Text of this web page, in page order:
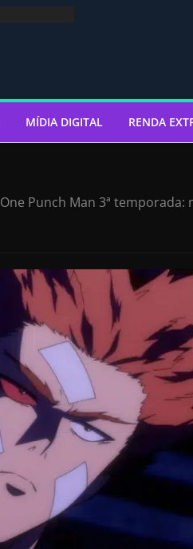
MÍDIA DIGITAL RENDA
One Punch Man 3ª